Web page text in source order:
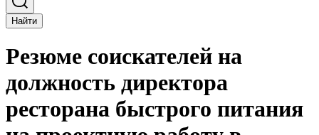
Найти
Резюме соискателей на
должность директора
ресторана быстрого питания